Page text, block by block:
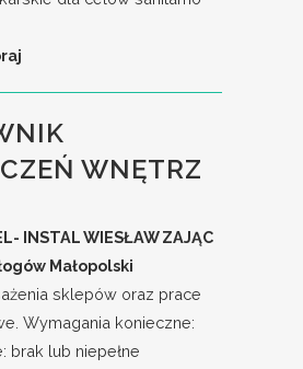
WNĘTRZ
INSTAL WIESŁAW ZAJĄC
Małopolski
sklepów oraz prace
Wymagania konieczne:
brak lub niepełne